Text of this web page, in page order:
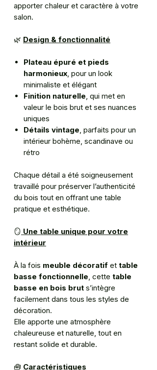
apporter chaleur et caractère à votre
salon.
🌿 Design & fonctionnalité
Plateau épuré et pieds
harmonieux, pour un look
minimaliste et élégant
Finition naturelle, qui met en
valeur le bois brut et ses nuances
uniques
Détails vintage, parfaits pour un
intérieur bohème, scandinave ou
rétro
Chaque détail a été soigneusement
travaillé pour préserver l’authenticité
du bois tout en offrant une table
pratique et esthétique.
🪞 Une table unique pour votre
intérieur
À la fois meuble décoratif et table
basse fonctionnelle, cette table
basse en bois brut s’intègre
facilement dans tous les styles de
décoration.
Elle apporte une atmosphère
chaleureuse et naturelle, tout en
restant solide et durable.
🧰 Caractéristiques